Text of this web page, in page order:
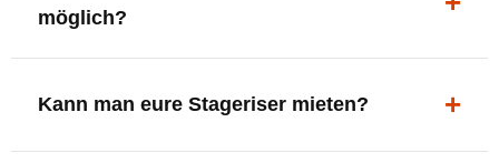
möglich?
XLR-Brücke / Schnittstelle
Setlist-Clip
Kann man eure Stageriser mieten?